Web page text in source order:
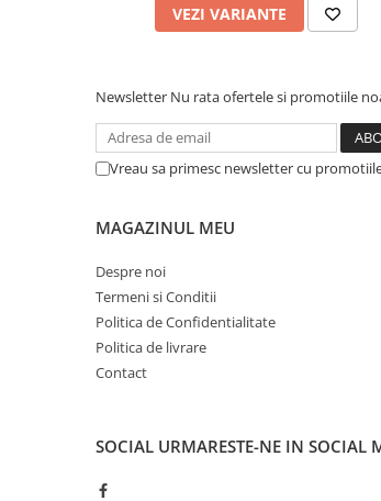
VEZI VARIANTE
Newsletter Nu rata ofertele si promotiile
Vreau sa primesc newsletter cu
MAGAZINUL MEU
Despre noi
Termeni si Conditii
Politica de Confidentialitate
Politica de livrare
Contact
SOCIAL URMARESTE-NE IN SOCIAL